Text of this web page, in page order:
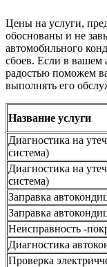
Цены на услуги,
обоснованы и не
автомобильного
сбоев. Если в вашем
радостью поможем
выполнять его
Название услуги
Диагностика на
система)
Диагностика на
система)
Заправка
Заправка
Неисправность -
Диагностика
Проверка